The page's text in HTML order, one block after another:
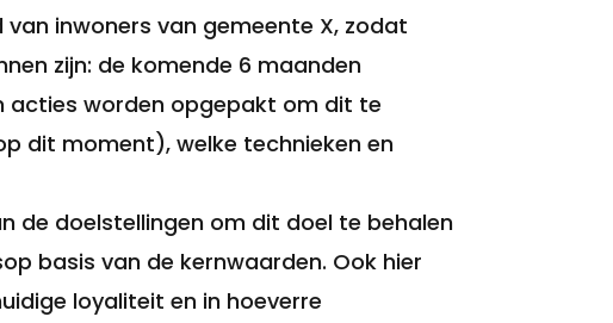
inwoners van gemeente X, zodat
zijn: de komende 6 maanden
acties worden opgepakt om dit te
dit moment), welke technieken en
de doelstellingen om dit doel te behalen
basis van de kernwaarden. Ook hier
loyaliteit en in hoeverre